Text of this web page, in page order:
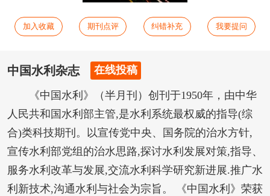
加入收藏 期刊点评 纠错补充 我要提问
中国水利杂志 在线投稿
《中国水利》（半月刊）创刊于1950年，由中华
人民共和国水利部主管,是水利系统最权威的指导(综
合)类科技期刊。以宣传党中央、国务院的治水方针,
宣传水利部党组的治水思路,探讨水利发展对策,指导、
服务水利改革与发展,交流水利科学研究新进展.推广水
利新技术,沟通水利与社会为宗旨。 《中国水利》荣获